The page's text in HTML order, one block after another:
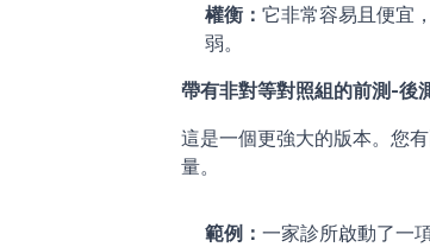
權衡： 它非常容易且便宜
弱。
帶有非對等對照組的前測-後
這是一個更強大的版本。您
量。
範例： 一家診所啟動了一